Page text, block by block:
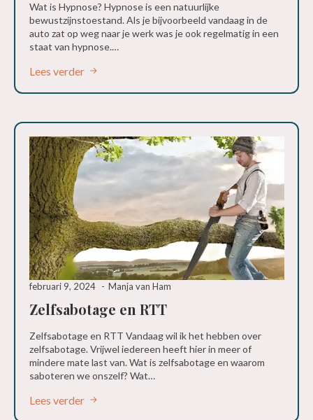
Wat is Hypnose? Hypnose is een natuurlijke
bewustzijnstoestand. Als je bijvoorbeeld vandaag in de
auto zat op weg naar je werk was je ook regelmatig in een
staat van hypnose.…
Lees verder
Zelfsabotage en RTT
februari 9, 2024 Manja van Ham
Zelfsabotage en RTT Vandaag wil ik het hebben over
zelfsabotage. Vrijwel iedereen heeft hier in meer of
mindere mate last van. Wat is zelfsabotage en waarom
saboteren we onszelf? Wat…
Lees verder